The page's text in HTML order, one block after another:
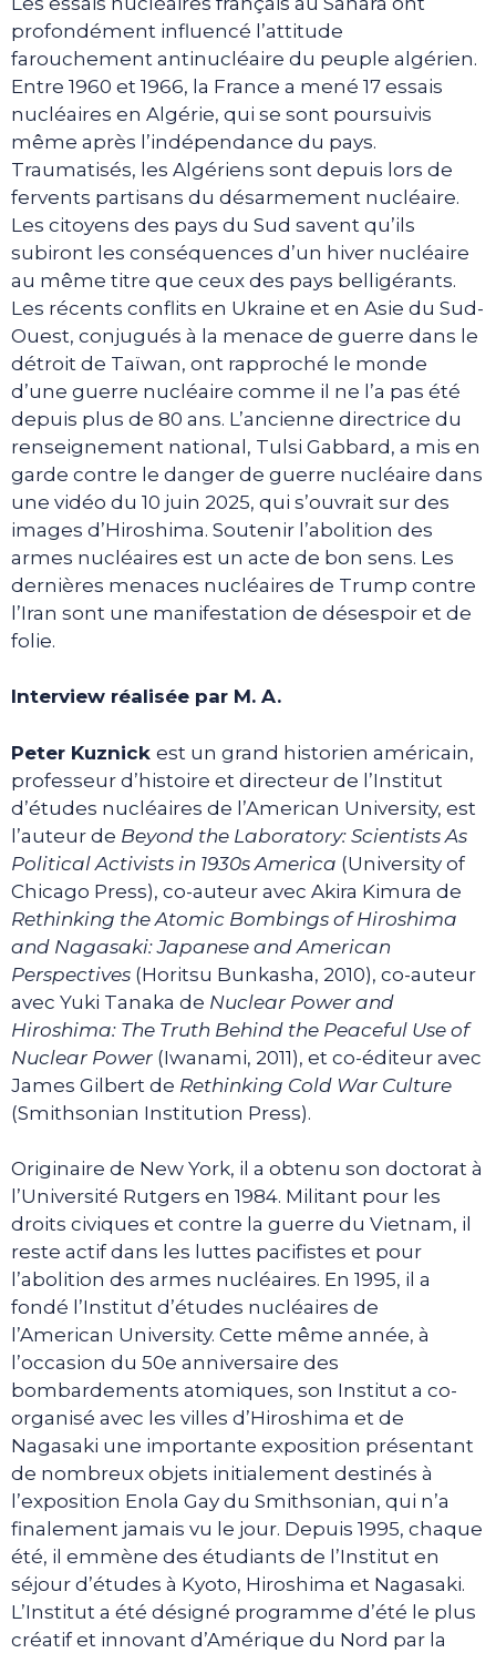
profondément influencé l’attitude
farouchement antinucléaire du peuple algérien.
Entre 1960 et 1966, la France a mené 17 essais
nucléaires en Algérie, qui se sont poursuivis
même après l’indépendance du pays.
Traumatisés, les Algériens sont depuis lors de
fervents partisans du désarmement nucléaire.
Les citoyens des pays du Sud savent qu’ils
subiront les conséquences d’un hiver nucléaire
au même titre que ceux des pays belligérants.
Les récents conflits en Ukraine et en Asie du Sud-
Ouest, conjugués à la menace de guerre dans le
détroit de Taïwan, ont rapproché le monde
d’une guerre nucléaire comme il ne l’a pas été
depuis plus de 80 ans. L’ancienne directrice du
renseignement national, Tulsi Gabbard, a mis en
garde contre le danger de guerre nucléaire dans
une vidéo du 10 juin 2025, qui s’ouvrait sur des
images d’Hiroshima. Soutenir l’abolition des
armes nucléaires est un acte de bon sens. Les
dernières menaces nucléaires de Trump contre
l’Iran sont une manifestation de désespoir et de
folie.
Interview réalisée par M. A.
Peter Kuznick est un grand historien américain,
professeur d’histoire et directeur de l’Institut
d’études nucléaires de l’American University, est
l’auteur de Beyond the Laboratory: Scientists As
Political Activists in 1930s America (University of
Chicago Press), co-auteur avec Akira Kimura de
Rethinking the Atomic Bombings of Hiroshima
and Nagasaki: Japanese and American
Perspectives (Horitsu Bunkasha, 2010), co-auteur
avec Yuki Tanaka de Nuclear Power and
Hiroshima: The Truth Behind the Peaceful Use of
Nuclear Power (Iwanami, 2011), et co-éditeur avec
James Gilbert de Rethinking Cold War Culture
(Smithsonian Institution Press).
Originaire de New York, il a obtenu son doctorat à
l’Université Rutgers en 1984. Militant pour les
droits civiques et contre la guerre du Vietnam, il
reste actif dans les luttes pacifistes et pour
l’abolition des armes nucléaires. En 1995, il a
fondé l’Institut d’études nucléaires de
l’American University. Cette même année, à
l’occasion du 50e anniversaire des
bombardements atomiques, son Institut a co-
organisé avec les villes d’Hiroshima et de
Nagasaki une importante exposition présentant
de nombreux objets initialement destinés à
l’exposition Enola Gay du Smithsonian, qui n’a
finalement jamais vu le jour. Depuis 1995, chaque
été, il emmène des étudiants de l’Institut en
séjour d’études à Kyoto, Hiroshima et Nagasaki.
L’Institut a été désigné programme d’été le plus
créatif et innovant d’Amérique du Nord par la